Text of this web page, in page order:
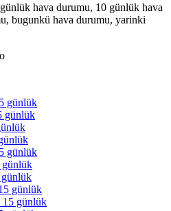
hava durumu, 10 günlük hava
bugunkü hava durumu, yarinki
günlük
günlük
günlük
günlük
günlük
günlük
15 günlük